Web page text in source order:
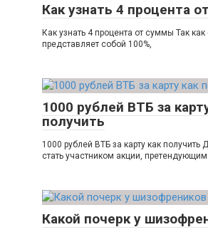
Как узнать 4 процента
Как узнать 4 процента от суммы Так
представляет собой 100%,
1000 рублей ВТБ за
получить
1000 рублей ВТБ за карту как получить
стать участником акции, претендующим
Какой почерк у